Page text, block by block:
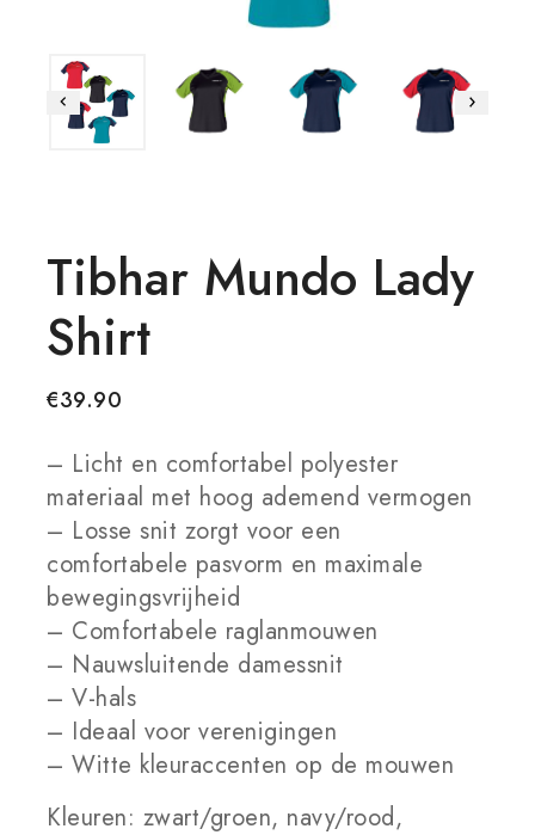
Tibhar Mundo Lady
Shirt
€39.90
– Licht en comfortabel polyester
materiaal met hoog ademend vermogen
– Losse snit zorgt voor een
comfortabele pasvorm en maximale
bewegingsvrijheid
– Comfortabele raglanmouwen
– Nauwsluitende damessnit
– V-hals
– Ideaal voor verenigingen
– Witte kleuraccenten op de mouwen
Kleuren: zwart/groen, navy/rood,